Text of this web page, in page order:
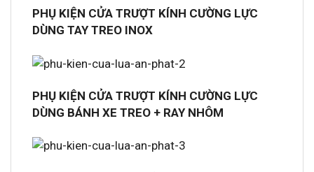
PHỤ KIỆN CỬA TRƯỢT KÍNH CƯỜNG LỰC
DÙNG TAY TREO INOX
PHỤ KIỆN CỬA TRƯỢT KÍNH CƯỜNG LỰC
DÙNG BÁNH XE TREO + RAY NHÔM